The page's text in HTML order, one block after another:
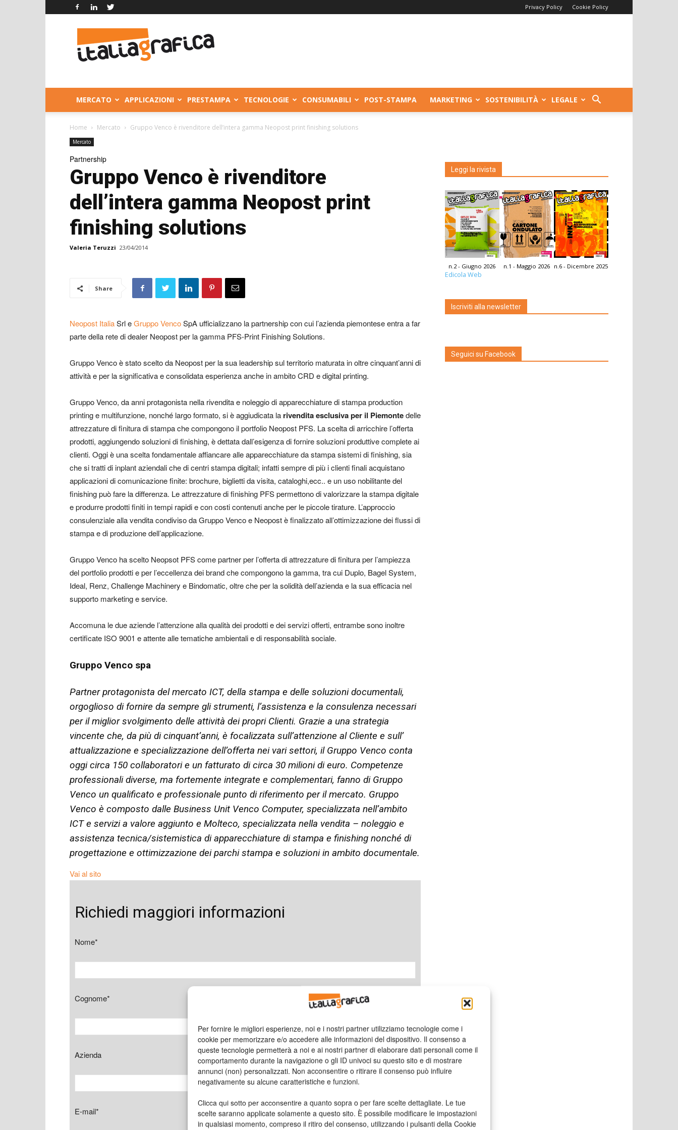
Per fornire le migliori esperienze, noi e i nostri partner utilizziamo tecnologie come i
cookie per memorizzare e/o accedere alle informazioni del dispositivo. Il consenso a
queste tecnologie permetterà a noi e ai nostri partner di elaborare dati personali come il
comportamento durante la navigazione o gli ID univoci su questo sito e di mostrare
annunci (non) personalizzati. Non acconsentire o ritirare il consenso può influire
negativamente su alcune caratteristiche e funzioni.
Clicca qui sotto per acconsentire a quanto sopra o per fare scelte dettagliate. Le tue
scelte saranno applicate solamente a questo sito. È possibile modificare le impostazioni
in qualsiasi momento, compreso il ritiro del consenso, utilizzando i pulsanti della Cookie
Privacy Policy Cookie Policy
Grafica
MERCATO APPLICAZIONI PRESTAMPA TECNOLOGIE CONSUMABILI POST-STAMPA MARKETING SOSTENIBILITÀ LEGALE
Home Mercato Gruppo Venco è rivenditore dell’intera gamma Neopost print finishing solutions
Mercato
Partnership
Gruppo Venco è rivenditore
dell’intera gamma Neopost print
finishing solutions
Valeria Teruzzi 23/04/2014
Share
Neopost ItaliaSrl eGruppo VencoSpA ufficializzano la partnership con cui l’azienda piemontese entra a far
parte della rete di dealer Neopost per la gamma PFS-Print Finishing Solutions.
Gruppo Venco è stato scelto da Neopost per la sua leadership sul territorio maturata in oltre cinquant’anni di
attività e per la significativa e consolidata esperienza anche in ambito CRD e digital printing.
Gruppo Venco, da anni protagonista nella rivendita e noleggio di apparecchiature di stampa production
printing e multifunzione, nonché largo formato, si è aggiudicata la rivendita esclusiva per il Piemontedelle
attrezzature di finitura di stampa che compongono il portfolio Neopost PFS. La scelta di arricchire l’offerta
prodotti, aggiungendo soluzioni di finishing, è dettata dall’esigenza di fornire soluzioni produttive complete ai
clienti. Oggi è una scelta fondamentale affiancare alle apparecchiature da stampa sistemi di finishing, sia
che si tratti di inplant aziendali che di centri stampa digitali; infatti sempre di più i clienti finali acquistano
applicazioni di comunicazione finite: brochure, biglietti da visita, cataloghi,ecc.. e un uso nobilitante del
finishing può fare la differenza. Le attrezzature di finishing PFS permettono di valorizzare la stampa digitale
e produrre prodotti finiti in tempi rapidi e con costi contenuti anche per le piccole tirature. L’approccio
consulenziale alla vendita condiviso da Gruppo Venco e Neopost è finalizzato all’ottimizzazione dei flussi di
stampa e di produzione dell’applicazione.
Gruppo Venco ha scelto Neopsot PFS come partner per l’offerta di attrezzature di finitura per l’ampiezza
del portfolio prodotti e per l’eccellenza dei brand che compongono la gamma, tra cui Duplo, Bagel System,
Ideal, Renz, Challenge Machinery e Bindomatic, oltre che per la solidità dell’azienda e la sua efficacia nel
supporto marketing e service.
Accomuna le due aziende l’attenzione alla qualità dei prodotti e dei servizi offerti, entrambe sono inoltre
certificate ISO 9001 e attente alle tematiche ambientali e di responsabilità sociale.
Gruppo Venco spa
Partner protagonista del mercato ICT, della stampa e delle soluzioni documentali,
orgoglioso di fornire da sempre gli strumenti, l’assistenza e la consulenza necessari
per il miglior svolgimento delle attività dei propri Clienti. Grazie a una strategia
vincente che, da più di cinquant’anni, è focalizzata sull’attenzione al Cliente e sull’
attualizzazione e specializzazione dell’offerta nei vari settori, il Gruppo Venco conta
oggi circa 150 collaboratori e un fatturato di circa 30 milioni di euro. Competenze
professionali diverse, ma fortemente integrate e complementari, fanno di Gruppo
Venco un qualificato e professionale punto di riferimento per il mercato. Gruppo
Venco è composto dalle Business Unit Venco Computer, specializzata nell’ambito
ICT e servizi a valore aggiunto e Molteco, specializzata nella vendita – noleggio e
assistenza tecnica/sistemistica di apparecchiature di stampa e finishing nonché di
progettazione e ottimizzazione dei parchi stampa e soluzioni in ambito documentale.
Vai al sito
Richiedi maggiori informazioni
Nome*
Cognome*
Azienda
E-mail*
Leggi la rivista
n.2 - Giugno 2026 n.1 - Maggio 2026 n.6 - Dicembre 2025
Edicola Web
Iscriviti alla newsletter
Seguici su Facebook